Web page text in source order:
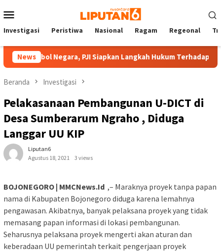
ke
Mobile
Investigasi Peristiwa Nasional Ragam Regeonal
News
Negara, PJI Siapkan Langkah Hukum Terhadap Hotman
Beranda Investigasi
Pelakasanaan Pembangunan U-DICT di
Desa Sumberarum Ngraho , Diduga
Langgar UU KIP
Liputan6
Agustus 18, 2021
3 views
BOJONEGORO | MMCNews.Id ,– Maraknya proyek tanpa papan
nama di Kabupaten Bojonegoro diduga karena lemahnya
pengawasan. Akibatnya, banyak pelaksana proyek yang tidak
memasang papan informasi di lokasi pembangunan.
Seharusnya pelaksana proyek mengerti akan aturan dan
keberadaan UU pemerintah terkait pengerjaan proyek